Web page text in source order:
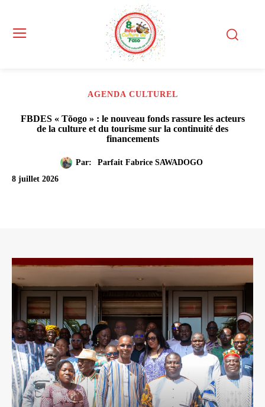
AGENDA CULTUREL
FBDES « Tõogo » : le nouveau fonds rassure les acteurs
de la culture et du tourisme sur la continuité des
financements
Par:
Parfait Fabrice SAWADOGO
8 juillet 2026